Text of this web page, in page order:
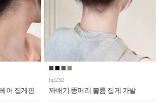
어 집게핀
hp232
꽈배기 똥머리 볼륨 집게 가발